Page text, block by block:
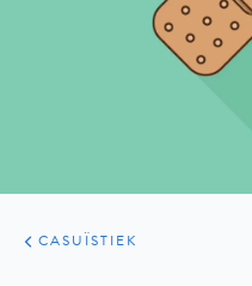
ARTIKELEN
PRAKTIJK
CASUÏSTIEK